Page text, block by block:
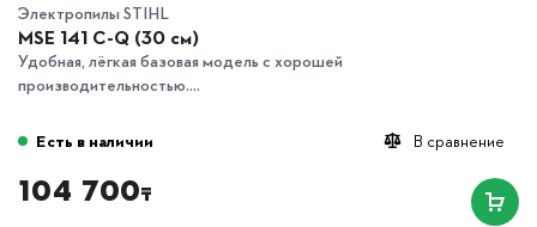
Электропилы STIHL
MSE 141 С-Q (30 см)
Удобная, лёгкая базовая модель с хорошей
производительностью....
В сравнение
Есть в наличии
104 700₸